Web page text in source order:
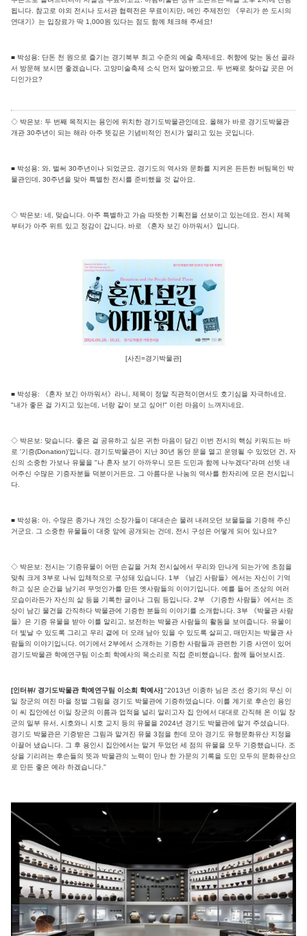
됩니다. 참고로 야외 전시나 도서관 협력전은 무료이지만, 메인 주제전인 《우리가 쓴 도시의
연대기》는 입장료가 딱 1,000원 있다는 점도 함께 체크해 주세요!
■ 박성용: 단돈 천 원으로 즐기는 경기북부 최고 수준의 예술 축제네요. 취향에 맞는 동선 골라
서 방문해 보시면 좋겠습니다. 고양미술축제 소식 먼저 알아봤고요. 두 번째로 찾아갈 곳은 어
디인가요?
◇ 박은보: 두 번째 목적지는 용인에 위치한 경기도박물관인데요. 올해가 바로 경기도박물관
개관 30주년이 되는 해라 아주 뜻깊은 기념비적인 전시가 열리고 있는 곳입니다.
■ 박성용: 와, 벌써 30주년이나 되었군요. 경기도의 역사와 문화를 지켜온 든든한 버팀목인 박
물관인데, 30주년을 맞아 특별한 전시를 준비했을 것 같아요.
◇ 박은보: 네, 맞습니다. 아주 특별하고 가슴 따뜻한 기획전을 선보이고 있는데요. 전시 제목
부터가 아주 위트 있고 정감이 갑니다. 바로 《혼자 보긴 아까워서》입니다.
[사진=경기박물관]
■ 박성용: 《혼자 보긴 아까워서》라니, 제목이 정말 직관적이면서도 호기심을 자극하네요.
"내가 좋은 걸 가지고 있는데, 너랑 같이 보고 싶어!" 이런 마음이 느껴지네요.
◇ 박은보: 맞습니다. 좋은 걸 공유하고 싶은 귀한 마음이 담긴 이번 전시의 핵심 키워드는 바
로 '기증(Donation)'입니다. 경기도박물관이 지난 30년 동안 문을 열고 운영될 수 있었던 건, 자
신의 소중한 가보나 유물을 "나 혼자 보기 아까우니 모든 도민과 함께 나누겠다"라며 선뜻 내
어주신 수많은 기증자분들 덕분이거든요. 그 아름다운 나눔의 역사를 한자리에 모은 전시입니
다.
■ 박성용: 아, 수많은 종가나 개인 소장가들이 대대손손 물려 내려오던 보물들을 기증해 주신
거군요. 그 소중한 유물들이 대중 앞에 공개되는 건데, 전시 구성은 어떻게 되어 있나요?
◇ 박은보: 전시는 '기증유물이 어떤 손길을 거쳐 전시실에서 우리와 만나게 되는가'에 초점을
맞춰 크게 3부로 나눠 입체적으로 구성돼 있습니다. 1부 《남긴 사람들》에서는 자신이 기억
하고 싶은 순간을 남기려 무엇인가를 만든 옛사람들의 이야기입니다. 예를 들어 조상의 여러
모습이라든가 자신의 삶 등을 기록한 글이나 그림 등입니다. 2부 《기증한 사람들》에서는 조
상이 남긴 물건을 간직하다 박물관에 기증한 분들의 이야기를 소개합니다. 3부 《박물관 사람
들》은 기증 유물을 받아 이를 알리고, 보전하는 박물관 사람들의 활동을 보여줍니다. 유물이
더 빛날 수 있도록 그리고 우리 곁에 더 오래 남아 있을 수 있도록 살피고, 매만지는 박물관 사
람들의 이야기입니다. 여기에서 2부에서 소개하는 기증한 사람들과 관련한 기증 사연이 있어
경기도박물관 학예연구팀 이소희 학예사의 목소리로 직접 준비했습니다. 함께 들어보시죠.
[인터뷰/ 경기도박물관 학예연구팀 이소희 학예사] "2013년 이종하 님은 조선 중기의 무신 이
일 장군의 여진 마을 정벌 그림을 경기도 박물관에 기증하였습니다. 이를 계기로 후손인 용인
이 씨 집안에선 이일 장군의 이름과 업적을 널리 알리고자 집 안에서 대대로 간직해 온 이일 장
군의 밀부 유서, 시호와니 시호 교지 등의 유물을 2024년 경기도 박물관에 맡겨 주셨습니다.
경기도 박물관은 기증받은 그림과 맡겨진 유물 3점을 한데 모아 경기도 유형문화유산 지정을
이끌어 냈습니다. 그 후 용인시 집안에서는 맡겨 두었던 세 점의 유물을 모두 기증했습니다. 조
상을 기리려는 후손들의 뜻과 박물관의 노력이 만나 한 가문의 기록을 도민 모두의 문화유산으
로 만든 좋은 예라 하겠습니다."